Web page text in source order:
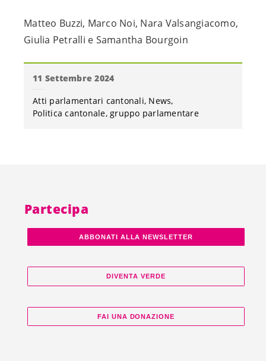
Matteo Buzzi, Marco Noi, Nara Valsangiacomo,
Giulia Petralli e Samantha Bourgoin
11 Settembre 2024
Atti parlamentari cantonali News
Politica cantonale gruppo parlamentare
Partecipa
ABBONATI ALLA NEWSLETTER
DIVENTA VERDE
FAI UNA DONAZIONE